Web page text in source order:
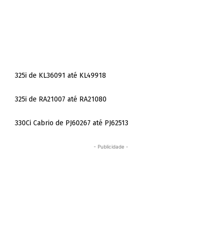
325i de KL36091 até KL49918
325i de RA21007 até RA21080
330Ci Cabrio de PJ60267 até PJ62513
- Publicidade -